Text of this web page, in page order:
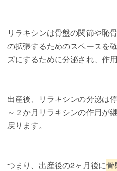
リラキシンは骨盤の関節や恥
の拡張するためのスペースを
ズにするために分泌され、作用
出産後、リラキシンの分泌は
～２か月リラキシンの作用が
戻ります。
つまり、出産後の2ヶ月後に骨